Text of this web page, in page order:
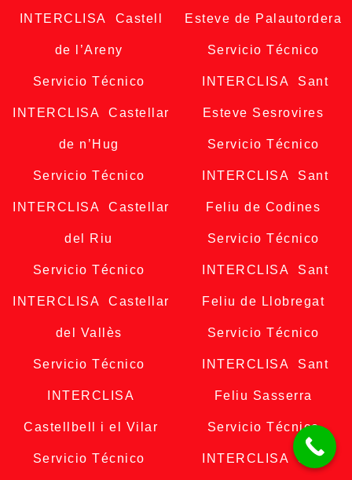
INTERCLISA Castell
de l’Areny
Servicio Técnico
INTERCLISA Castellar
de n’Hug
Servicio Técnico
INTERCLISA Castellar
del Riu
Servicio Técnico
INTERCLISA Castellar
del Vallès
Servicio Técnico
INTERCLISA
Castellbell i el Vilar
Servicio Técnico
Esteve de Palautordera
Servicio Técnico
INTERCLISA Sant
Esteve Sesrovires
Servicio Técnico
INTERCLISA Sant
Feliu de Codines
Servicio Técnico
INTERCLISA Sant
Feliu de Llobregat
Servicio Técnico
INTERCLISA Sant
Feliu Sasserra
Servicio Técnico
INTERCLISA Sant